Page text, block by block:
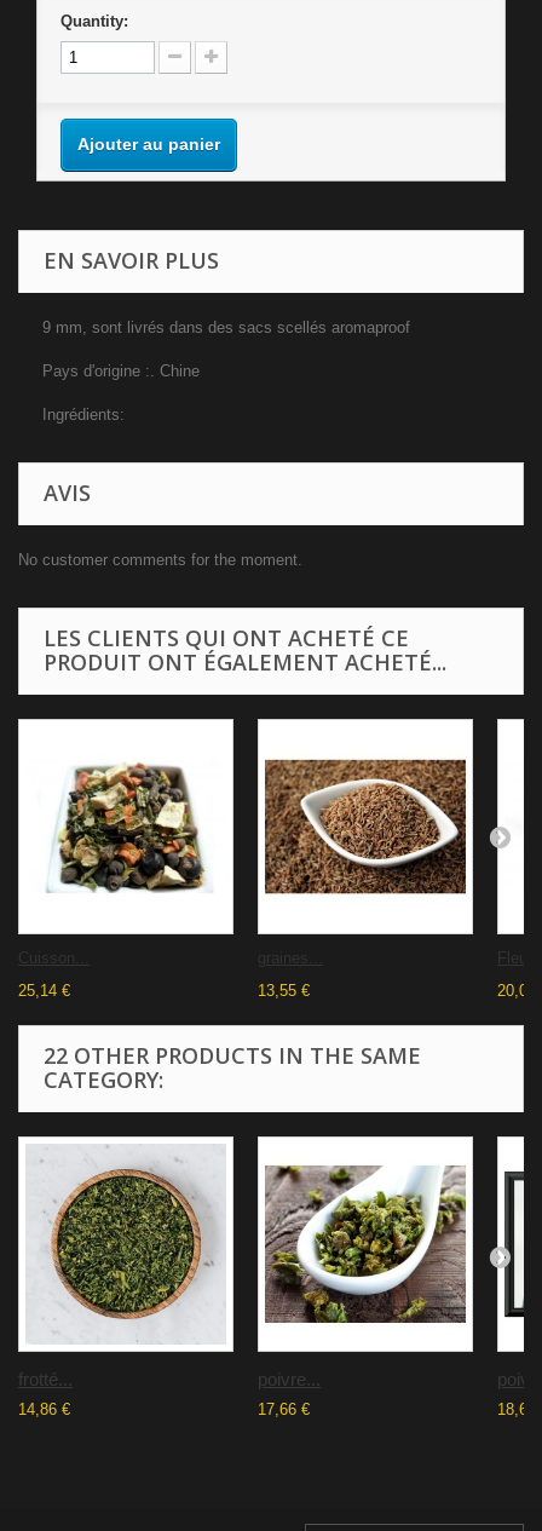
Quantity:
Ajouter au panier
EN SAVOIR PLUS
9 mm, sont livrés dans des sacs scellés aromaproof
Pays d'origine :. Chine
Ingrédients:
AVIS
No customer comments for the moment.
LES CLIENTS QUI ONT ACHETÉ CE
PRODUIT ONT ÉGALEMENT ACHETÉ...
Cuisson...
25,14 €
graines...
13,55 €
20,08
22 OTHER PRODUCTS IN THE SAME
CATEGORY:
frotté...
14,86 €
poivre...
17,66 € 18,60